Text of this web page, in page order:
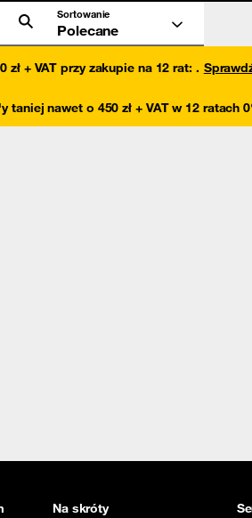
Sortowanie
Polecane
zł + VAT przy zakupie na 12 rat: .
taniej nawet o 450 zł + VAT w 12 ratach
Na skróty